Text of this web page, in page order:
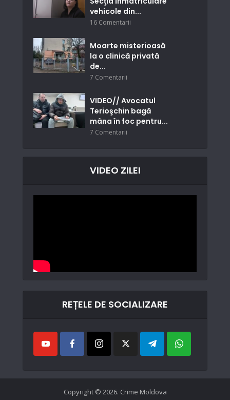
vehicole din...
16 Comentarii
Moarte misterioasă
la o clinică privată
de...
7 Comentarii
VIDEO// Avocatul
Terioşchin bagă
mâna în foc pentru...
7 Comentarii
VIDEO ZILEI
REȚELE DE SOCIALIZARE
Copyright © 2026. Crime Moldova